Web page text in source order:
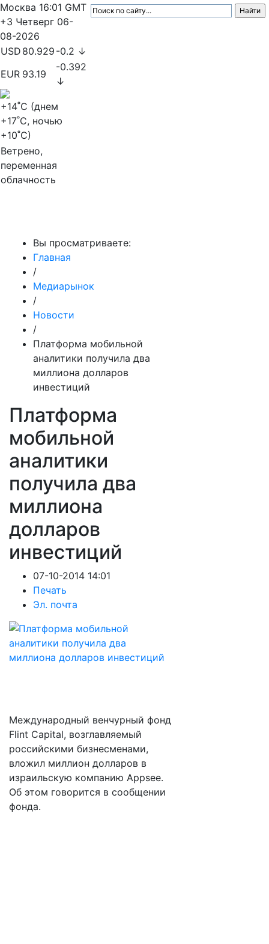
Москва 16:01 GMT
+3 Четверг 06-
08-2026
USD 80.929 -0.2 ↓
EUR 93.19
-0.392
↓
+14˚C (днем
+17˚C, ночью
+10˚C)
Ветрено,
переменная
облачность
Вы просматриваете:
Главная
/
Медиарынок
/
Новости
/
Платформа мобильной
аналитики получила два
миллиона долларов
инвестиций
Платформа
мобильной
аналитики
получила два
миллиона
долларов
инвестиций
07-10-2014 14:01
Печать
Эл. почта
Международный венчурный фонд
Flint Capital, возглавляемый
российскими бизнесменами,
вложил миллион долларов в
израильскую компанию Appsee.
Об этом говорится в сообщении
фонда.